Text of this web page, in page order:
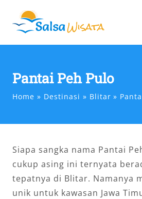
content
Pantai Peh Pulo
Home Destinasi Blitar
Siapa sangka nama Pantai
cukup asing ini ternyata
tepatnya di Blitar. Namanya
unik untuk kawasan Jawa